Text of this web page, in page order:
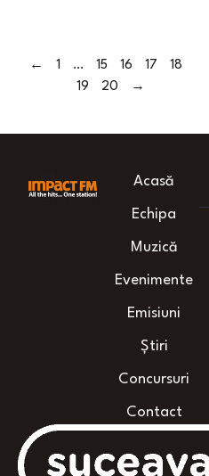
← 1 … 15 16 17
18
19
20 →
Acasă
Echipa
Muzică
Evenimente
Emisiuni
Știri
Concursuri
Contact